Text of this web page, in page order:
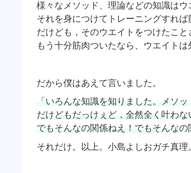
様々なメソッド、理論などの知識は
それを身につけてトレーニングすれ
だけども，そのウエイトをつけたこ
もう十分筋肉ついたなら、ウエイト
だから僕はあえて言いました。
「いろんな知識を知りました。メソッ
だけどもだっけぇど，全然全く叶わな
でもそんなの関係ねえ！でもそんな
それだけ。以上。小島よしおガチ真理